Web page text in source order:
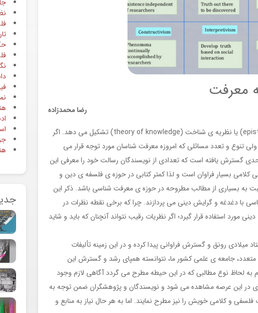
معرفت
رضا محمدزاده
یکی از مباحث مهم فلسفی زمان حاضر را معرفت ‏شناسی (epistemology) یا نظریه‏ ی شناخت (theory of knowledge) تشکیل می ‏دهد. اگر
تنوع و تعدد مسائلی که امروزه معرفت شناسان مورد توجه قرار می‏
گسترش یافته است که تعدادی از نویسندگان رسالت خود را معرفی این
کلامی بسیار فراوان است و لذا کمتر کتابی در حوزه ‏ی فلسفه‏ ی دین و
به بسیاری از مطالب مطروحه در حوزه‏ ی معرفت‏ شناسی باشد. ذکر این
با دغدغه و گرایش دینی می ‏پردازند. چرا که برخی نقطه نظرات در
مورد استفاده قرار گیرد؛ اگر نظریات رقیب نتواند آنچنان که باید و شاید
رونق و گسترش فراوانی پیدا کرده و در این زمینه تألیفات
جامعه‏ ی علمی کشور ما، نتوانسته همپای رشد و گسترش این
لحاظ نوع مطالبی که در این حیطه مطرح می‏ گردد آگاهی لازم وجود
در این عرصه مشاهده می ‏شود و نویسندگان و پژوهشگران ضمن توجه به
و کلامی خویش را نیز مطرح نمایند. اما به هر حال نیاز به منابع و